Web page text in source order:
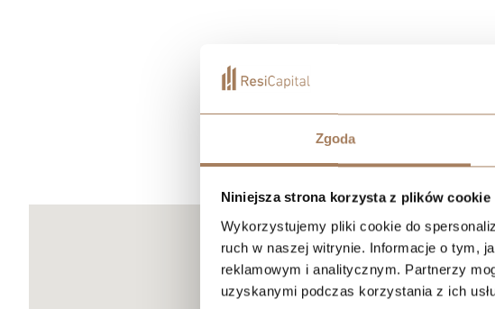
Zgoda
Niniejsza strona korzysta z plików cookie
Wykorzystujemy pliki cookie do
ruch w naszej witrynie. Informacje o tym,
reklamowym i analitycznym. Partnerzy
uzyskanymi podczas korzystania z ich